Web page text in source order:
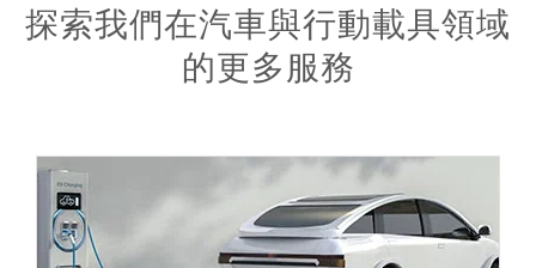
探索我們在汽車與行動載具領域
的更多服務